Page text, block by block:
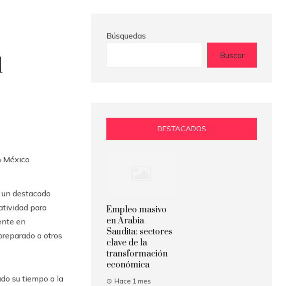
destacado
para
en
a otros
su tiempo a la
Búsquedas
Buscar
DESTACADOS
Empleo masivo
en Arabia
Saudita: sectores
clave de la
transformación
económica
Hace 1 mes